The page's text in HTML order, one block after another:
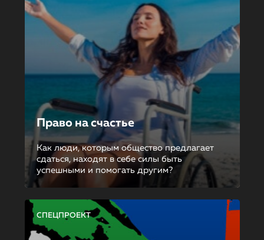
Право на счастье
Как люди, которым общество предлагает
сдаться, находят в себе силы быть
успешными и помогать другим?
СПЕЦПРОЕКТ